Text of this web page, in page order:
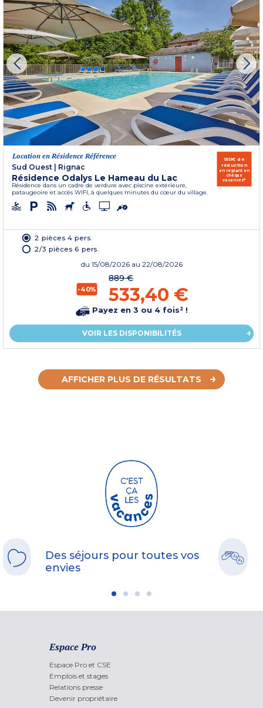
Location en Résidence Référence
Sud Ouest | Rignac
Résidence Odalys Le Hameau du Lac
Résidence dans un cadre de verdure avec piscine extérieure,
pataugeoire et accès WIFI, à quelques minutes du cœur du village.
150€ de
réduction
en réglant en
chèque
vacances*
2 pièces 4 pers.
2/3 pièces 6 pers.
du 15/08/2026 au 22/08/2026
-40%
889 €
533,40 €
Payez en 3 ou 4 fois² !
VOIR LES DISPONIBILITÉS
AFFICHER PLUS DE RÉSULTATS
Des séjours pour toutes vos
envies
Espace Pro
Espace Pro et CSE
Emplois et stages
Relations presse
Devenir propriétaire